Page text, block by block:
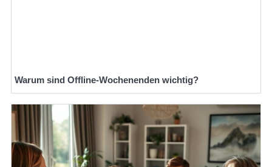
Warum sind Offline-Wochenenden wichtig?